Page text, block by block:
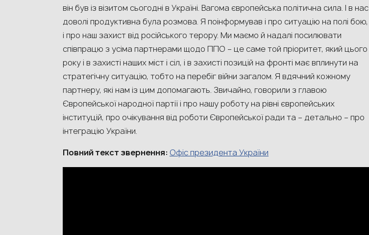
він був із візитом сьогодні в Україні. Вагома європейська політична сила. І в нас
доволі продуктивна була розмова. Я поінформував і про ситуацію на полі бою,
і про наш захист від російського терору. Ми маємо й надалі посилювати
співпрацю з усіма партнерами щодо ППО – це саме той пріоритет, який цього
року і в захисті наших міст і сіл, і в захисті позицій на фронті має вплинути на
стратегічну ситуацію, тобто на перебіг війни загалом. Я вдячний кожному
партнеру, які нам із цим допомагають. Звичайно, говорили з главою
Європейської народної партії і про нашу роботу на рівні європейських
інституцій, про очікування від роботи Європейської ради та – детально – про
інтеграцію України.
Повний текст звернення: Офіс президента України